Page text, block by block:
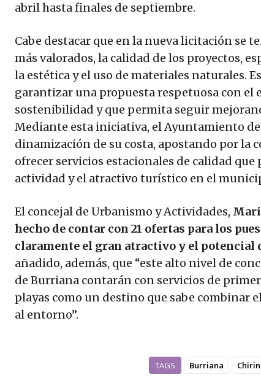
abril hasta finales de septiembre.
Cabe destacar que en la nueva licitación se
más valorados, la calidad de los proyectos,
la estética y el uso de materiales naturales.
garantizar una propuesta respetuosa con el
sostenibilidad y que permita seguir
Mediante esta iniciativa, el Ayuntamiento
dinamización de su costa, apostando por la
ofrecer servicios estacionales de calidad
actividad y el atractivo turístico en el
El concejal de Urbanismo y Actividades,
hecho de contar con 21 ofertas para los
claramente el gran atractivo y el potencial
añadido, además, que “este alto nivel de
de Burriana contarán con servicios de
playas como un destino que sabe combinar
al entorno”.
TAGS Burriana